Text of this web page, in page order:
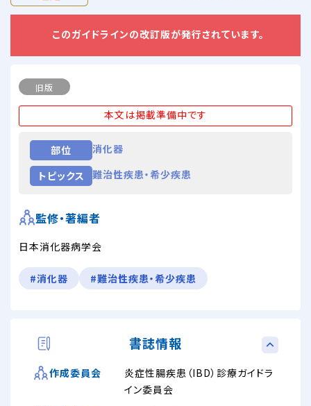
このガイドラインの改訂版が発行されています。
旧版
本文は掲載準備中です
部位
消化器
トピックス
難治性疾患・希少疾患
監修・著編者
日本消化器病学会
#消化器 #難治性疾患・希少疾患
書誌情報
作成委員会
炎症性腸疾患（IBD）診療ガイドラ
イン委員会